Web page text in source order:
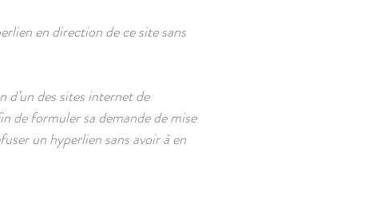
en direction de ce site sans
des sites internet de
de formuler sa demande de mise
un hyperlien sans avoir à en